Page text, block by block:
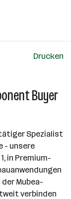
Drucken
Buyer
Spezialist
- unsere
in Premium-
Mubea-
verbinden